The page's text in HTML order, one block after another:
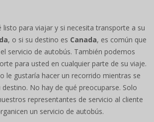
listo para viajar y si necesita transporte a su
, o si su destino es Canada, es común que
servicio de autobús. También podemos
para usted en cualquier parte de su viaje.
le gustaría hacer un recorrido mientras se
destino. No hay de qué preocuparse. Solo
representantes de servicio al cliente
un servicio de autobús.